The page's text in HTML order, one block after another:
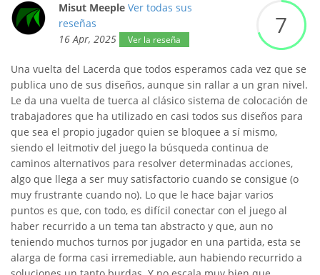
Misut Meeple Ver todas sus
reseñas
16 Apr, 2025
Ver la reseña
7
Una vuelta del Lacerda que todos esperamos cada vez que se
publica uno de sus diseños, aunque sin rallar a un gran nivel.
Le da una vuelta de tuerca al clásico sistema de colocación de
trabajadores que ha utilizado en casi todos sus diseños para
que sea el propio jugador quien se bloquee a sí mismo,
siendo el leitmotiv del juego la búsqueda continua de
caminos alternativos para resolver determinadas acciones,
algo que llega a ser muy satisfactorio cuando se consigue (o
muy frustrante cuando no). Lo que le hace bajar varios
puntos es que, con todo, es difícil conectar con el juego al
haber recurrido a un tema tan abstracto y que, aun no
teniendo muchos turnos por jugador en una partida, esta se
alarga de forma casi irremediable, aun habiendo recurrido a